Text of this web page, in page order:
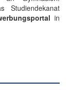
in